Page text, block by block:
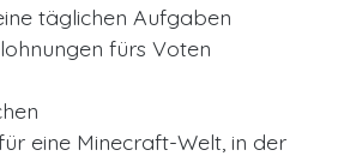
täglichen Aufgaben
fürs Voten
eine Minecraft-Welt, in der